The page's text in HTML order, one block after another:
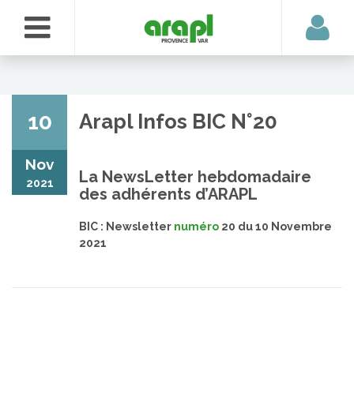
10
Nov
2021
Arapl Infos BIC N°20
La NewsLetter hebdomadaire
des adhérents d’ARAPL
BIC : Newsletter numéro 20 du 10 Novembre
2021